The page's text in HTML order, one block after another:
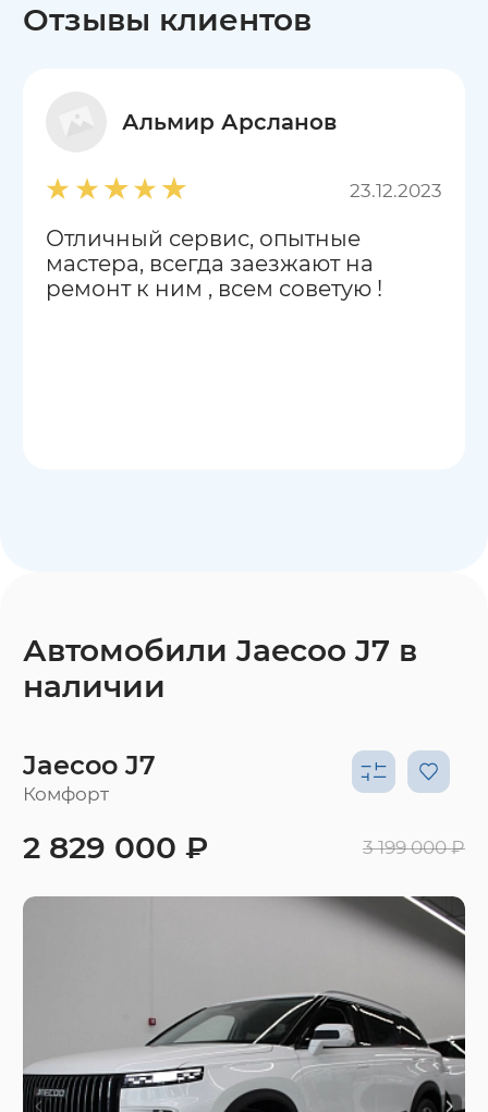
Отзывы клиентов
Альмир Арсланов
23.12.2023
Отличный сервис, опытные
мастера, всегда заезжают на
ремонт к ним , всем советую !
Автомобили Jaecoo J7 в
наличии
Jaecoo J7
Комфорт
2 829 000 ₽ 3 199 000 ₽